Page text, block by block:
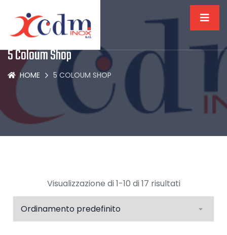
5 Coloum Shop
HOME 5 COLOUM SHOP
Visualizzazione di 1-10 di 17 risultati